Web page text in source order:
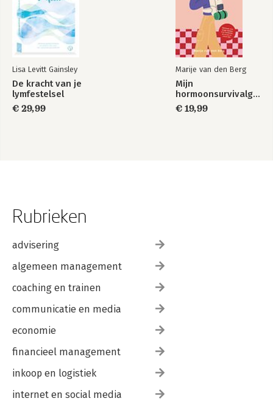
Lisa Levitt Gainsley
De kracht van je
lymfestelsel
€ 29,99
Marije van den Berg
Mijn
hormoonsurvivalgids
€ 19,99
Rubrieken
advisering
algemeen management
coaching en trainen
communicatie en media
economie
financieel management
inkoop en logistiek
internet en social media